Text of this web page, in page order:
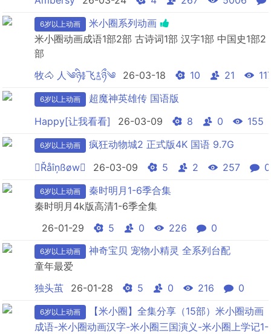
6岁以上动画
米小圈系列动画
米小圈动画成语1部2部 古诗词1部 汉字1部 中国史1部2
部
牧🐴 人༄ཉི࿅飞࿄ཉྀ༄
26-03-18 10 21
6岁以上动画
超魔神英雄传 国语版
Happy[让我看看]
26-03-09 8 0 155
6岁以上动画
疯狂动物城2 正式版4K 国语 9.7G
Řåîņßøw
26-03-09 5 2 257 0
6岁以上动画
秦时明月1-6季合集
秦时明月4k版高清1-6季全集
26-01-29
5 0 226 0
6岁以上动画
神奇宝贝 宠物小精灵 全系列台配
童年最爱
独头茧
26-01-28 5 0 216 0
6岁以上动画
【米小圈】全集分享（15部）米小圈动画
成语-米小圈动画汉字-米小圈三国演义-米小圈上学记1-